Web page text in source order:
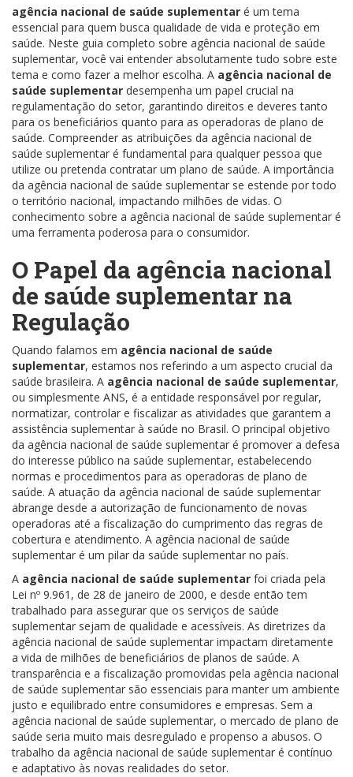
agência nacional de saúde suplementar é um tema
essencial para quem busca qualidade de vida e proteção em
saúde. Neste guia completo sobre agência nacional de saúde
suplementar, você vai entender absolutamente tudo sobre este
tema e como fazer a melhor escolha. A agência nacional de
saúde suplementar desempenha um papel crucial na
regulamentação do setor, garantindo direitos e deveres tanto
para os beneficiários quanto para as operadoras de plano de
saúde. Compreender as atribuições da agência nacional de
saúde suplementar é fundamental para qualquer pessoa que
utilize ou pretenda contratar um plano de saúde. A importância
da agência nacional de saúde suplementar se estende por todo
o território nacional, impactando milhões de vidas. O
conhecimento sobre a agência nacional de saúde suplementar é
uma ferramenta poderosa para o consumidor.
O Papel da agência nacional
de saúde suplementar na
Regulação
Quando falamos em agência nacional de saúde
suplementar, estamos nos referindo a um aspecto crucial da
saúde brasileira. A agência nacional de saúde suplementar,
ou simplesmente ANS, é a entidade responsável por regular,
normatizar, controlar e fiscalizar as atividades que garantem a
assistência suplementar à saúde no Brasil. O principal objetivo
da agência nacional de saúde suplementar é promover a defesa
do interesse público na saúde suplementar, estabelecendo
normas e procedimentos para as operadoras de plano de
saúde. A atuação da agência nacional de saúde suplementar
abrange desde a autorização de funcionamento de novas
operadoras até a fiscalização do cumprimento das regras de
cobertura e atendimento. A agência nacional de saúde
suplementar é um pilar da saúde suplementar no país.
A agência nacional de saúde suplementar foi criada pela
Lei nº 9.961, de 28 de janeiro de 2000, e desde então tem
trabalhado para assegurar que os serviços de saúde
suplementar sejam de qualidade e acessíveis. As diretrizes da
agência nacional de saúde suplementar impactam diretamente
a vida de milhões de beneficiários de planos de saúde. A
transparência e a fiscalização promovidas pela agência nacional
de saúde suplementar são essenciais para manter um ambiente
justo e equilibrado entre consumidores e empresas. Sem a
agência nacional de saúde suplementar, o mercado de plano de
saúde seria muito mais desregulado e propenso a abusos. O
trabalho da agência nacional de saúde suplementar é contínuo
e adaptativo às novas realidades do setor.